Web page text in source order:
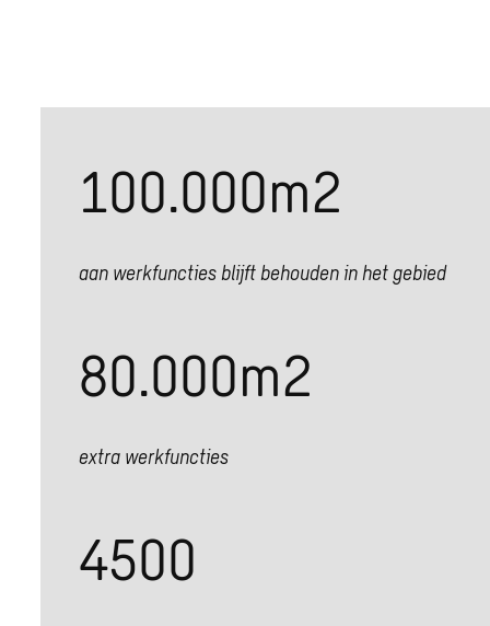
100.000m2
aan werkfuncties blijft behouden in het gebied
80.000m2
extra werkfuncties
4500